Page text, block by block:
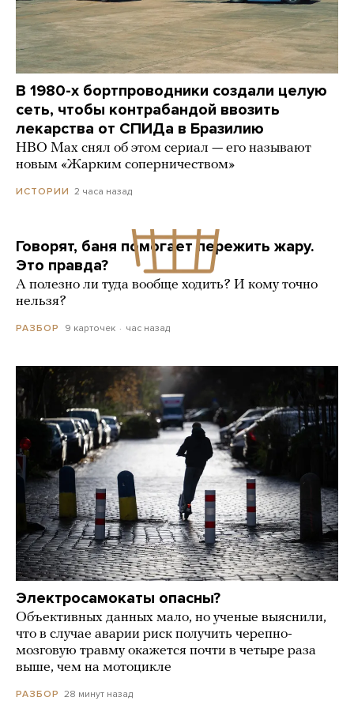
В 1980-х бортпроводники создали целую
сеть, чтобы контрабандой ввозить
лекарства от СПИДа в Бразилию
HBO Max снял об этом сериал — его называют
новым «Жарким соперничеством»
ИСТОРИИ 2 часа назад
Говорят, баня помогает пережить жару.
Это правда?
А полезно ли туда вообще ходить? И кому точно
нельзя?
РАЗБОР 9 карточек час назад
Электросамокаты опасны?
Объективных данных мало, но ученые выяснили,
что в случае аварии риск получить черепно-
мозговую травму окажется почти в четыре раза
выше, чем на мотоцикле
РАЗБОР 28 минут назад